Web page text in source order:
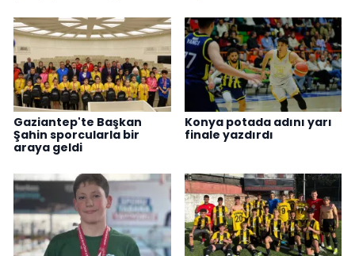
Gaziantep'te Başkan
Şahin sporcularla bir
araya geldi
Konya potada adını yarı
finale yazdırdı